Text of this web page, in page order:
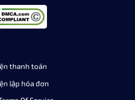
thanh toán
lập hóa đơn